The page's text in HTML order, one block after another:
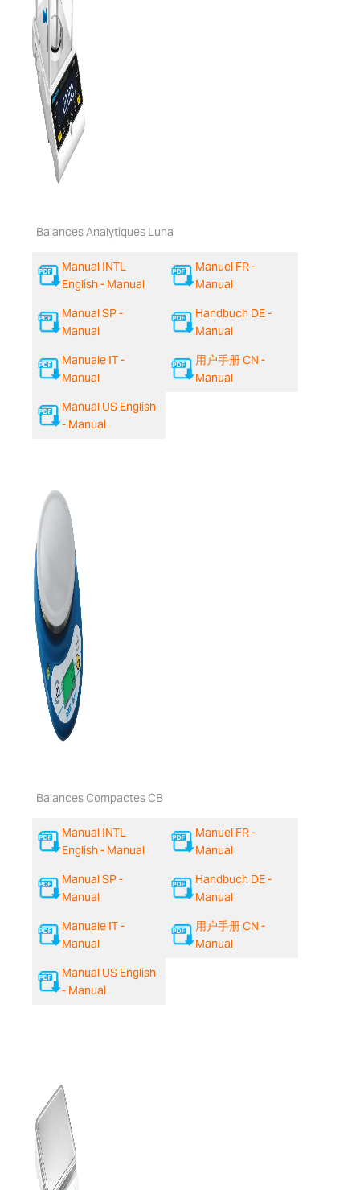
Balances Analytiques Luna
Manual INTL
English - Manual
Manuel FR -
Manual
Manual SP -
Manual
Handbuch DE -
Manual
Manuale IT -
Manual
用户手册 CN -
Manual
Manual US English
- Manual
Balances Compactes CB
Manual INTL
English - Manual
Manuel FR -
Manual
Manual SP -
Manual
Handbuch DE -
Manual
Manuale IT -
Manual
用户手册 CN -
Manual
Manual US English
- Manual